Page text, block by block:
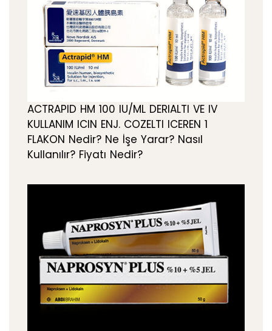
ACTRAPID HM 100 IU/ML DERIALTI VE IV
KULLANIM ICIN ENJ. COZELTI ICEREN 1
FLAKON Nedir? Ne İşe Yarar? Nasıl
Kullanılır? Fiyatı Nedir?